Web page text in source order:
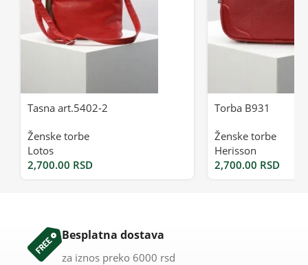
Tasna art.5402-2
Ženske torbe
Lotos
2,700.00 RSD
Torba B931
Ženske torbe
Herisson
2,700.00 RSD
Besplatna dostava
za iznos preko 6000 rsd